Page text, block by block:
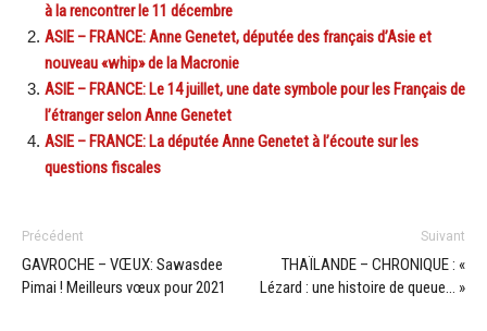
à la rencontrer le 11 décembre
ASIE – FRANCE: Anne Genetet, députée des français d’Asie et
nouveau «whip» de la Macronie
ASIE – FRANCE: Le 14 juillet, une date symbole pour les Français de
l’étranger selon Anne Genetet
ASIE – FRANCE: La députée Anne Genetet à l’écoute sur les
questions fiscales
Précédent
GAVROCHE – VŒUX: Sawasdee
Pimai ! Meilleurs vœux pour 2021
Suivant
THAÏLANDE – CHRONIQUE : «
Lézard : une histoire de queue… »